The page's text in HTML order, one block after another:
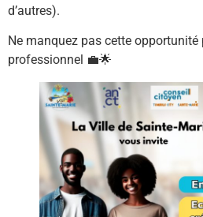
d’autres).
Ne manquez pas cette opportunité
professionnel 💼🌟